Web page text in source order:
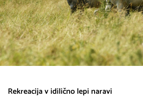
Rekreacija v idilično lepi naravi